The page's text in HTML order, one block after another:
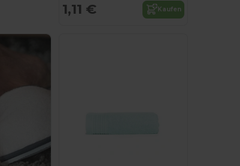
1,11 € Kaufen